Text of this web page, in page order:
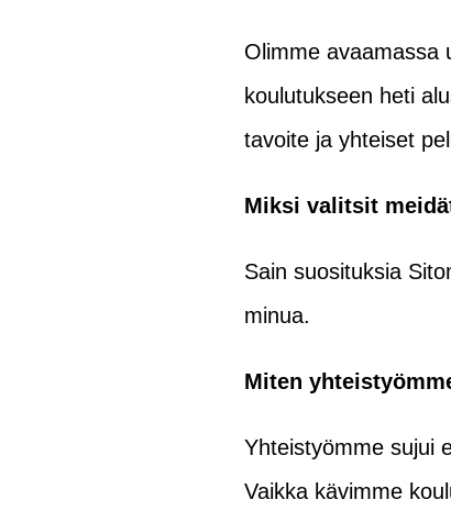
Olimme avaamassa
koulutukseen heti
tavoite ja yhteiset
Miksi valitsit
Sain suosituksia
minua.
Miten
Yhteistyömme sujui
Vaikka kävimme